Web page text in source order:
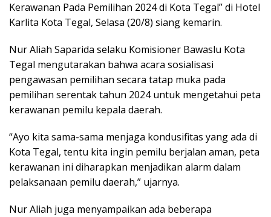
Kerawanan Pada Pemilihan 2024 di Kota Tegal” di Hotel
Karlita Kota Tegal, Selasa (20/8) siang kemarin.
Nur Aliah Saparida selaku Komisioner Bawaslu Kota
Tegal mengutarakan bahwa acara sosialisasi
pengawasan pemilihan secara tatap muka pada
pemilihan serentak tahun 2024 untuk mengetahui peta
kerawanan pemilu kepala daerah.
“Ayo kita sama-sama menjaga kondusifitas yang ada di
Kota Tegal, tentu kita ingin pemilu berjalan aman, peta
kerawanan ini diharapkan menjadikan alarm dalam
pelaksanaan pemilu daerah,” ujarnya.
Nur Aliah juga menyampaikan ada beberapa